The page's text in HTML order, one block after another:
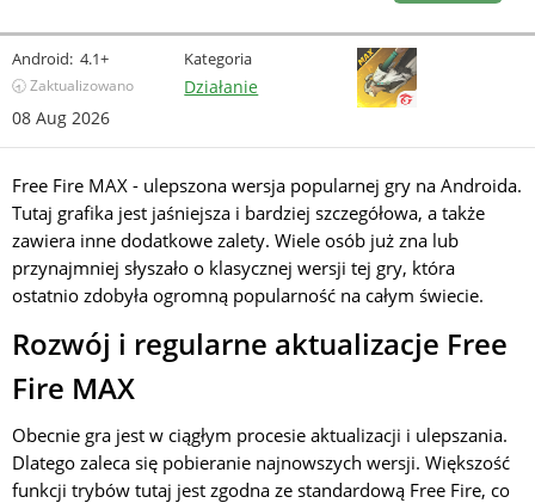
Android: 4.1+
🕣 Zaktualizowano
08 Aug 2026
Kategoria
Działanie
Free Fire MAX - ulepszona wersja popularnej gry na Androida.
Tutaj grafika jest jaśniejsza i bardziej szczegółowa, a także
zawiera inne dodatkowe zalety. Wiele osób już zna lub
przynajmniej słyszało o klasycznej wersji tej gry, która
ostatnio zdobyła ogromną popularność na całym świecie.
Rozwój i regularne aktualizacje Free
Fire MAX
Obecnie gra jest w ciągłym procesie aktualizacji i ulepszania.
Dlatego zaleca się pobieranie najnowszych wersji. Większość
funkcji trybów tutaj jest zgodna ze standardową Free Fire, co